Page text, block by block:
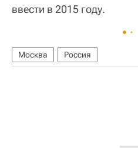
ввести в 2015 году.
Москва Россия